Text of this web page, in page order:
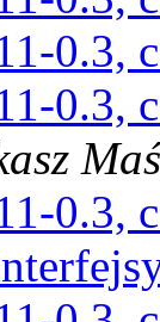
0.3,
0.3,
0.3,